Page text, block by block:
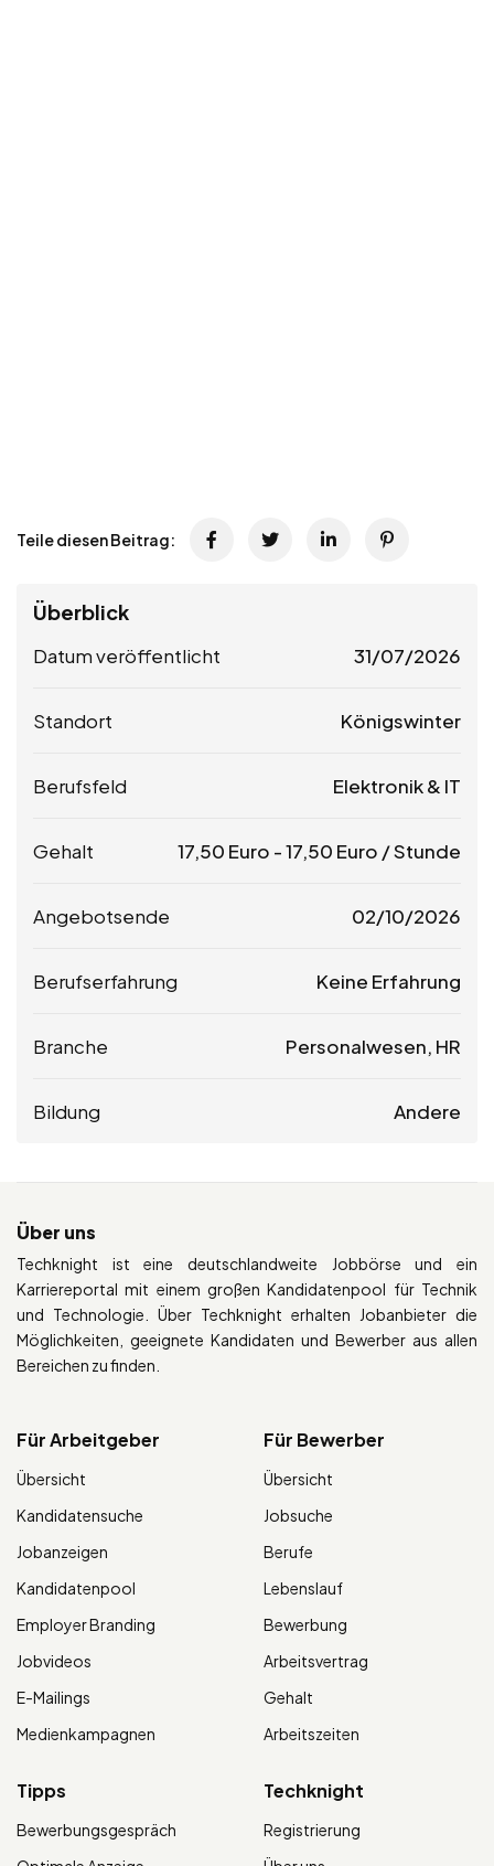
Teile diesen Beitrag:
Überblick
Datum veröffentlicht 31/07/2026
Standort Königswinter
Berufsfeld Elektronik & IT
Gehalt 17,50 Euro -17,50 Euro / Stunde
Angebotsende 02/10/2026
Berufserfahrung Keine Erfahrung
Branche Personalwesen, HR
Bildung Andere
Über uns
Techknight ist eine deutschlandweite Jobbörse und ein
Karriereportal mit einem großen Kandidatenpool für Technik
und Technologie. Über Techknight erhalten Jobanbieter die
Möglichkeiten, geeignete Kandidaten und Bewerber aus allen
Bereichen zu finden.
Für Arbeitgeber
Übersicht
Kandidatensuche
Jobanzeigen
Kandidatenpool
Employer Branding
Jobvideos
E-Mailings
Medienkampagnen
Für Bewerber
Übersicht
Jobsuche
Berufe
Lebenslauf
Bewerbung
Arbeitsvertrag
Gehalt
Arbeitszeiten
Tipps
Bewerbungsgespräch
Techknight
Registrierung